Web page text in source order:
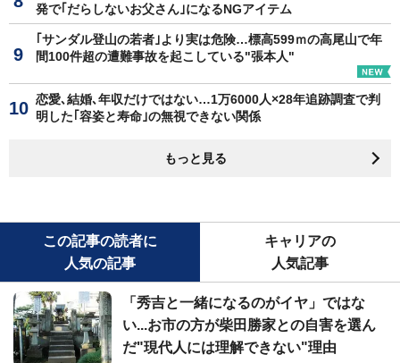
発で｢だらしないお父さん｣になるNGアイテム
｢サンダル登山の若者｣より実は危険…標高599ｍの高尾山で年
間100件超の遭難事故を起こしている"張本人"
恋愛､結婚､年収だけではない…1万6000人×28年追跡調査で判
明した｢容姿と寿命｣の無視できない関係
もっと見る
この記事の読者に
人気の記事
キャリアの
人気記事
「秀吉と一緒になるのがイヤ」ではな
い...お市の方が柴田勝家との自害を選ん
だ"現代人には理解できない"理由